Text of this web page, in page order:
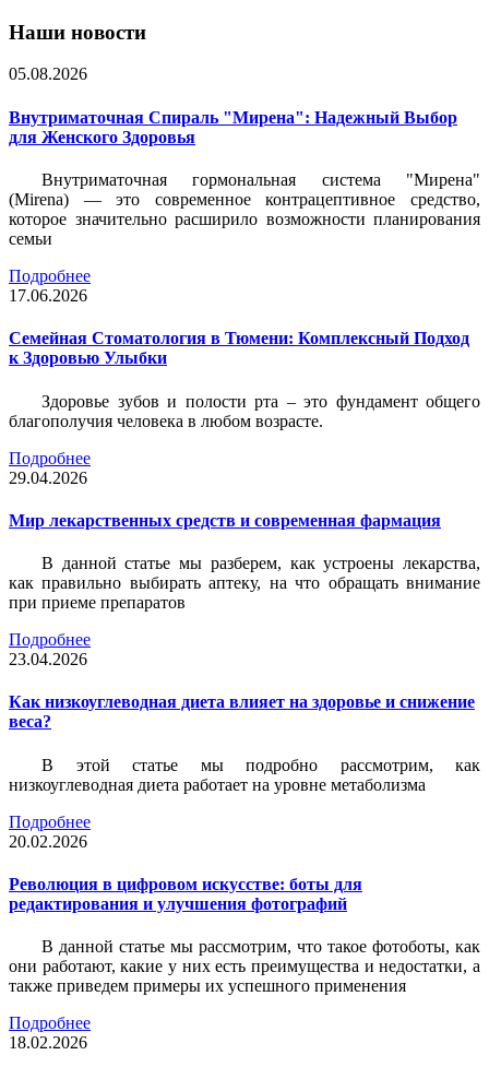
Наши новости
05.08.2026
Внутриматочная Спираль "Мирена": Надежный Выбор
для Женского Здоровья
Внутриматочная гормональная система "Мирена"
(Mirena) — это современное контрацептивное средство,
которое значительно расширило возможности планирования
семьи
Подробнее
17.06.2026
Семейная Стоматология в Тюмени: Комплексный Подход
к Здоровью Улыбки
Здоровье зубов и полости рта – это фундамент общего
благополучия человека в любом возрасте.
Подробнее
29.04.2026
Мир лекарственных средств и современная фармация
В данной статье мы разберем, как устроены лекарства,
как правильно выбирать аптеку, на что обращать внимание
при приеме препаратов
Подробнее
23.04.2026
Как низкоуглеводная диета влияет на здоровье и снижение
веса?
В этой статье мы подробно рассмотрим, как
низкоуглеводная диета работает на уровне метаболизма
Подробнее
20.02.2026
Революция в цифровом искусстве: боты для
редактирования и улучшения фотографий
В данной статье мы рассмотрим, что такое фотоботы, как
они работают, какие у них есть преимущества и недостатки, а
также приведем примеры их успешного применения
Подробнее
18.02.2026